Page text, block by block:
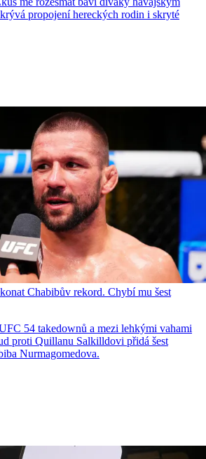
propojení hereckých rodin i skryté
Chabibův rekord. Chybí mu šest
54 takedownů a mezi lehkými vahami
proti Quillanu Salkilldovi přidá šest
Nurmagomedova.